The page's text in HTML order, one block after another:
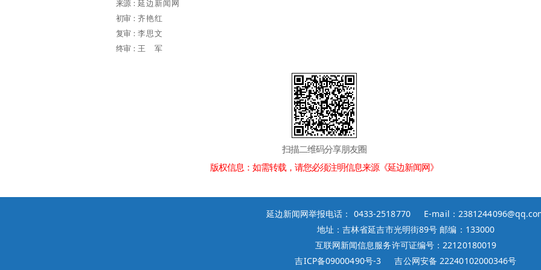
来源： 延边新闻网
初审： 齐艳红
复审： 李思文
终审： 王军
扫描二维码分享朋友圈
版权信息：如需转载，请您必须注明信息来源《延边新闻网》
延边新闻网举报电话： 0433-2518770 E-mail：
地址：吉林省延吉市光明街89号 邮编：133000
互联网新闻信息服务许可证编号：22120180019
吉ICP备09000490号-3
吉公网安备 22240102000346号